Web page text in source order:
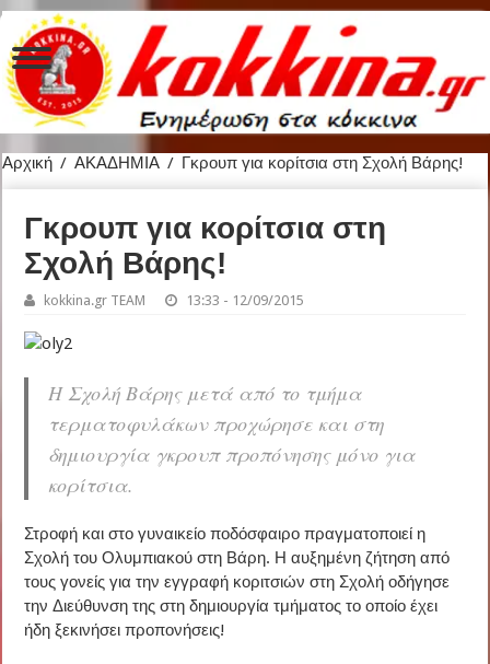
Αρχική / ΑΚΑΔΗΜΙΑ / Γκρουπ για κορίτσια στη Σχολή Βάρης!
Γκρουπ για κορίτσια στη
Σχολή Βάρης!
kokkina.gr TEAM 13:33 - 12/09/2015
Η Σχολή Βάρης μετά από το τμήμα
τερματοφυλάκων προχώρησε και στη
δημιουργία γκρουπ προπόνησης μόνο για
κορίτσια.
Στροφή και στο γυναικείο ποδόσφαιρο πραγματοποιεί η
Σχολή του Ολυμπιακού στη Βάρη. Η αυξημένη ζήτηση από
τους γονείς για την εγγραφή κοριτσιών στη Σχολή οδήγησε
την Διεύθυνση της στη δημιουργία τμήματος το οποίο έχει
ήδη ξεκινήσει προπονήσεις!